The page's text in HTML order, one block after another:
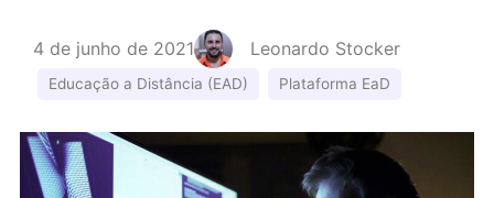
4 de junho de 2021 Leonardo Stocker
Educação a Distância (EAD) Plataforma EaD